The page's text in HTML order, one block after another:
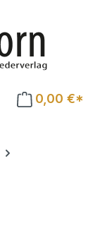
0,00 €*